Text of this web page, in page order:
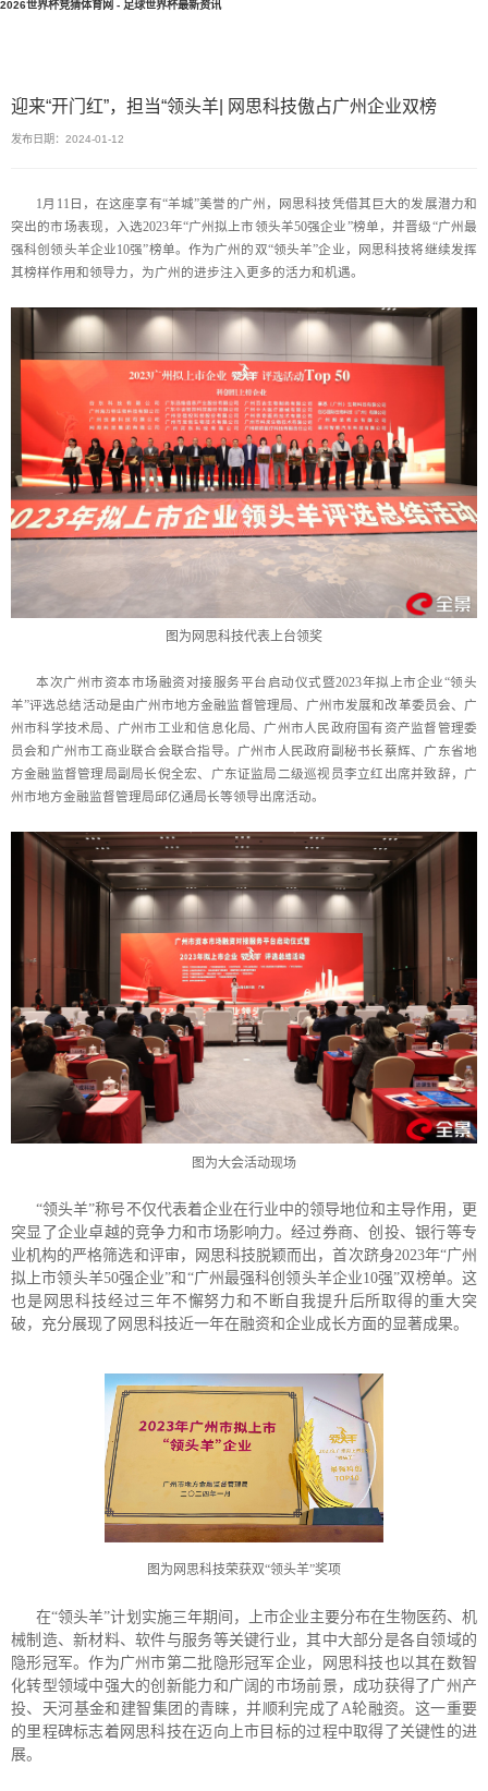
2026世界杯竞猜体育网 - 足球世界杯最新资讯
迎来“开门红”，担当“领头羊| 网思科技傲占广州企业双榜
发布日期：2024-01-12
1月11日，在这座享有“羊城”美誉的广州，网思科技凭借其巨大的发展潜力和
突出的市场表现，入选2023年“广州拟上市领头羊50强企业”榜单，并晋级“广州最
强科创领头羊企业10强”榜单。作为广州的双“领头羊”企业，网思科技将继续发挥
其榜样作用和领导力，为广州的进步注入更多的活力和机遇。
图为网思科技代表上台领奖
本次广州市资本市场融资对接服务平台启动仪式暨2023年拟上市企业“领头
羊”评选总结活动是由广州市地方金融监督管理局、广州市发展和改革委员会、广
州市科学技术局、广州市工业和信息化局、广州市人民政府国有资产监督管理委
员会和广州市工商业联合会联合指导。广州市人民政府副秘书长蔡辉、广东省地
方金融监督管理局副局长倪全宏、广东证监局二级巡视员李立红出席并致辞，广
州市地方金融监督管理局邱亿通局长等领导出席活动。
图为大会活动现场
“领头羊”称号不仅代表着企业在行业中的领导地位和主导作用，更
突显了企业卓越的竞争力和市场影响力。经过券商、创投、银行等专
业机构的严格筛选和评审，网思科技脱颖而出，首次跻身2023年“广州
拟上市领头羊50强企业”和“广州最强科创领头羊企业10强”双榜单。这
也是网思科技经过三年不懈努力和不断自我提升后所取得的重大突
破，充分展现了网思科技近一年在融资和企业成长方面的显著成果。
图为网思科技荣获双“领头羊”奖项
在“领头羊”计划实施三年期间，上市企业主要分布在生物医药、机
械制造、新材料、软件与服务等关键行业，其中大部分是各自领域的
隐形冠军。作为广州市第二批隐形冠军企业，网思科技也以其在数智
化转型领域中强大的创新能力和广阔的市场前景，成功获得了广州产
投、天河基金和建智集团的青睐，并顺利完成了A轮融资。这一重要
的里程碑标志着网思科技在迈向上市目标的过程中取得了关键性的进
展。